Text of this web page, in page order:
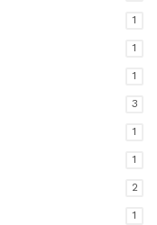
1
1
1
3
1
1
2
1